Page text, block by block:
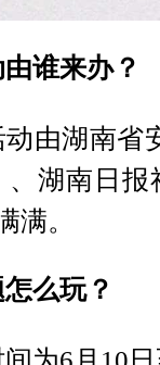
谁来办？
由湖南省
、湖南日
满。
么玩？